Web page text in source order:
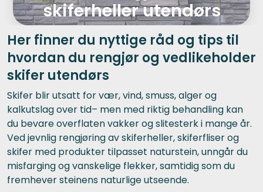
skiferheller utendørs
Her finner du nyttige råd og tips til
hvordan du rengjør og vedlikeholder
skifer utendørs
Skifer blir utsatt for vær, vind, smuss, alger og
kalkutslag over tid– men med riktig behandling kan
du bevare overflaten vakker og slitesterk i mange år.
Ved jevnlig rengjøring av skiferheller, skiferfliser og
skifer med produkter tilpasset naturstein, unngår du
misfarging og vanskelige flekker, samtidig som du
fremhever steinens naturlige utseende.
Byggevarer
Murer
Fliser
Varemerker